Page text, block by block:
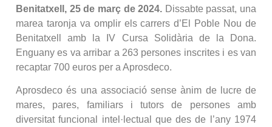
Benitatxell, 25 de març de 2024. Dissabte passat, una
marea taronja va omplir els carrers d’El Poble Nou de
Benitatxell amb la IV Cursa Solidària de la Dona.
Enguany es va arribar a 263 persones inscrites i es van
recaptar 700 euros per a Aprosdeco.
Aprosdeco és una associació sense ànim de lucre de
mares, pares, familiars i tutors de persones amb
diversitat funcional intel·lectual que des de l’any 1974